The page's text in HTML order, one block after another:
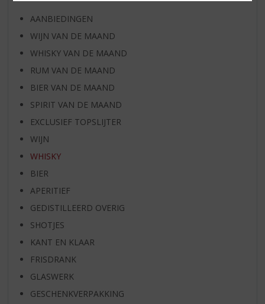
AANBIEDINGEN
WIJN VAN DE MAAND
WHISKY VAN DE MAAND
RUM VAN DE MAAND
BIER VAN DE MAAND
SPIRIT VAN DE MAAND
EXCLUSIEF TOPSLIJTER
WIJN
WHISKY
BIER
APERITIEF
GEDISTILLEERD OVERIG
SHOTJES
KANT EN KLAAR
FRISDRANK
GLASWERK
GESCHENKVERPAKKING